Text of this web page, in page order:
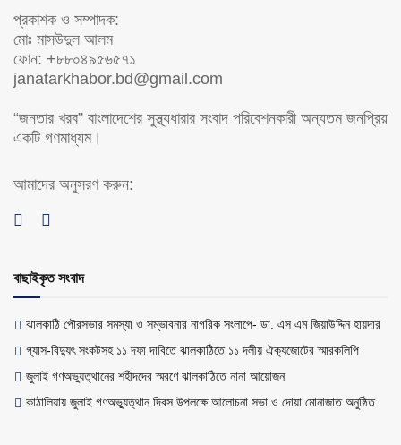
প্রকাশক ও সম্পাদক:
মোঃ মাসউদুল আলম
ফোন: +৮৮০৪৯৫৬৫৭১
janatarkhabor.bd@gmail.com
“জনতার খরব” বাংলাদেশের সুস্থ্যধারার সংবাদ পরিবেশনকারী অন্যতম জনপ্রিয়
একটি গণমাধ্যম।
আমাদের অনুসরণ করুন:
বাছাইকৃত সংবাদ
ঝালকাঠি পৌরসভার সমস্যা ও সম্ভাবনার নাগরিক সংলাপে- ডা. এস এম জিয়াউদ্দিন হায়দার
গ্যাস-বিদ্যুৎ সংকটসহ ১১ দফা দাবিতে ঝালকাঠিতে ১১ দলীয় ঐক্যজোটের স্মারকলিপি
জুলাই গণঅভ্যুত্থানের শহীদদের স্মরণে ঝালকাঠিতে নানা আয়োজন
কাঠালিয়ায় জুলাই গণঅভ্যুত্থান দিবস উপলক্ষে আলোচনা সভা ও দোয়া মোনাজাত অনুষ্ঠিত